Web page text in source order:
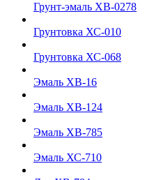
Грунт-эмаль ХВ-0278
Грунтовка ХС-010
Грунтовка ХС-068
Эмаль ХВ-16
Эмаль ХВ-124
Эмаль ХВ-785
Эмаль ХС-710